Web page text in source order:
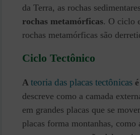
da Terra, as rochas
rochas metamórficas. O ciclo
rochas metamórficas são
Ciclo Tectônico
A teoria das placas tectônicas
descreve como a camada
em grandes placas que se
placas forma montanhas,